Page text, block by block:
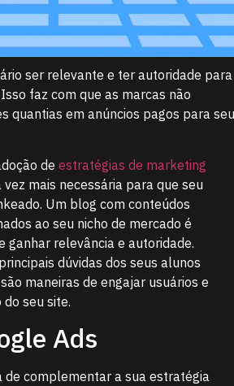
ser relevante e ter autoridade para
faz com que as marcas não
quantias em anúncios pagos para
de estratégias de marketing
vez mais necessária para que seu
Um blog com conteúdos
ao seu nicho de mercado é
ganhar relevância e autoridade.
dúvidas dos seus alunos
maneiras de engajar usuários e
seu site.
Ads
de complementar a sua estratégia